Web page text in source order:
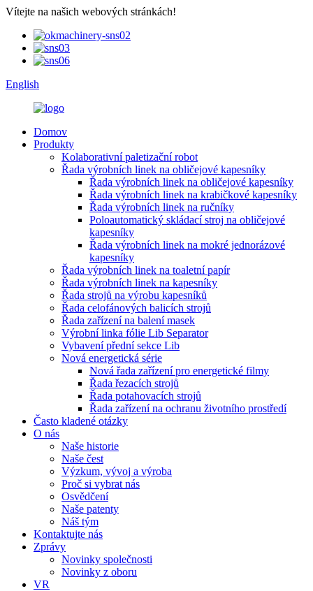
Vítejte na našich webových stránkách!
English
Domov
Produkty
Kolaborativní paletizační robot
Řada výrobních linek na obličejové kapesníky
Řada výrobních linek na obličejové kapesníky
Řada výrobních linek na krabičkové kapesníky
Řada výrobních linek na ručníky
Poloautomatický skládací stroj na obličejové
kapesníky
Řada výrobních linek na mokré jednorázové
kapesníky
Řada výrobních linek na toaletní papír
Řada výrobních linek na kapesníky
Řada strojů na výrobu kapesníků
Řada celofánových balicích strojů
Řada zařízení na balení masek
Výrobní linka fólie Lib Separator
Vybavení přední sekce Lib
Nová energetická série
Nová řada zařízení pro energetické filmy
Řada řezacích strojů
Řada potahovacích strojů
Řada zařízení na ochranu životního prostředí
Často kladené otázky
O nás
Naše historie
Naše čest
Výzkum, vývoj a výroba
Proč si vybrat nás
Osvědčení
Naše patenty
Náš tým
Kontaktujte nás
Zprávy
Novinky společnosti
Novinky z oboru
VR